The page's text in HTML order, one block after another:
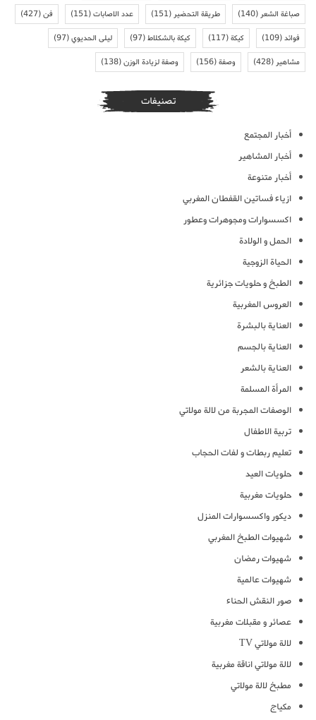
صباغة الشعر(140) طريقة التحضير(151) عدد الاصابات(151) فن(427)
فوائد(109) كيكة(117) كيكة بالشكلاط(97) ليلى الحديوي(97)
مشاهير(428) وصفة(156) وصفة لزيادة الوزن(138)
تصنيفات
أخبار المجتمع
أخبار المشاهير
أخبار متنوعة
ازياء فساتين القفطان المغربي
اكسسوارات ومجوهرات وعطور
الحمل و الولادة
الحياة الزوجية
الطبخ و حلويات جزائرية
العروس المغربية
العناية بالبشرة
العناية بالجسم
العناية بالشعر
المرأة المسلمة
الوصفات المجربة من لالة مولاتي
تربية الاطفال
تعليم ربطات و لفات الحجاب
حلويات العيد
حلويات مغربية
ديكور واكسسوارات المنزل
شهيوات الطبخ المغربي
شهيوات رمضان
شهيوات عالمية
صور النقش الحناء
عصائر و مقبلات مغربية
لالة مولاتي TV
لالة مولاتي اناقة مغربية
مطبخ لالة مولاتي
مكياج